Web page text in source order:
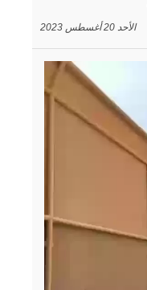
الأحد 20 أغسطس 2023